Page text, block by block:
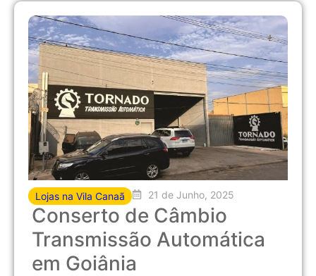
Lojas na Vila Canaã 21 de Junho, 2025
Conserto de Câmbio
Transmissão Automática
em Goiânia